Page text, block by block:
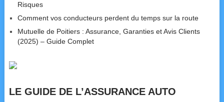
Risques
Comment vos conducteurs perdent du temps sur la route
Mutuelle de Poitiers : Assurance, Garanties et Avis Clients
(2025) – Guide Complet
LE GUIDE DE L’ASSURANCE AUTO